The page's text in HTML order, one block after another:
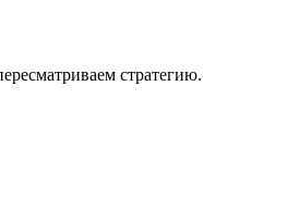
стратегию.